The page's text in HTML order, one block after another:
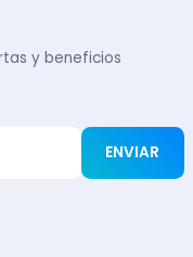
y beneficios
ENVIAR